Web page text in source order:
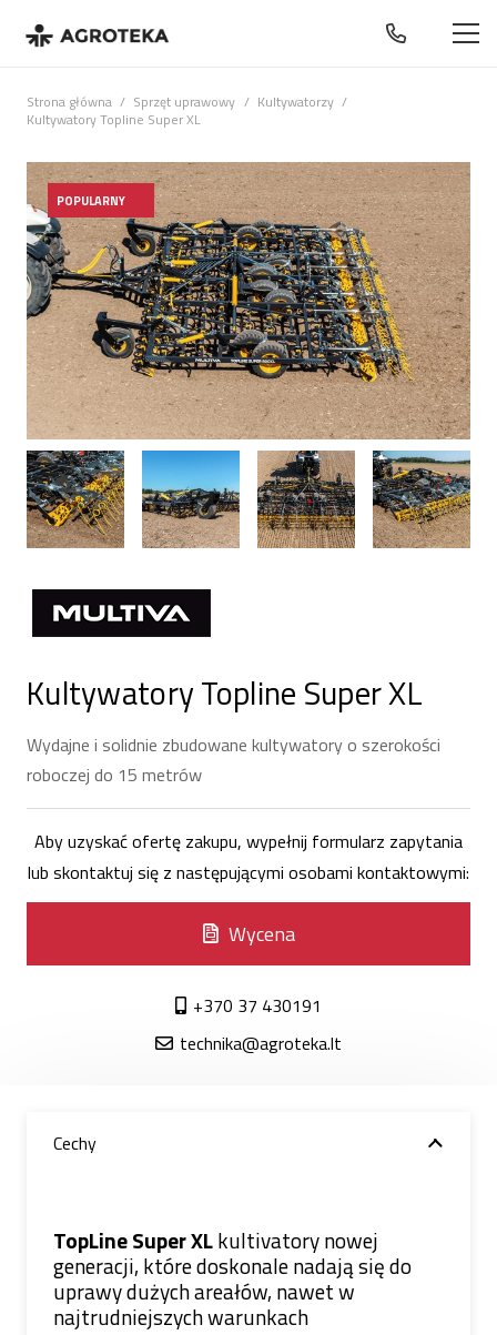
Strona główna / Sprzęt uprawowy / Kultywatorzy /
Kultywatory Topline Super XL
POPULARNY
Kultywatory Topline Super XL
Wydajne i solidnie zbudowane kultywatory o szerokości
roboczej do 15 metrów
Aby uzyskać ofertę zakupu, wypełnij formularz zapytania
lub skontaktuj się z następującymi osobami kontaktowymi:
Wycena
+370 37 430191
technika@agroteka.lt
Cechy
TopLine Super XLkultivatory nowej
generacji, które doskonale nadają się do
uprawy dużych areałów, nawet w
najtrudniejszych warunkach